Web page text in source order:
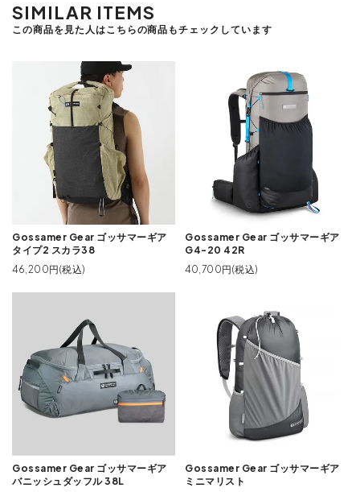
SIMILAR ITEMS
この商品を見た人はこちらの商品もチェックしています
Gossamer Gear ゴッサマーギア
タイプ2 スカラ38
46,200円(税込)
Gossamer Gear ゴッサマーギア
G4-20 42R
40,700円(税込)
Gossamer Gear ゴッサマーギア
バニッシュダッフル 38L
Gossamer Gear ゴッサマーギア
ミニマリスト